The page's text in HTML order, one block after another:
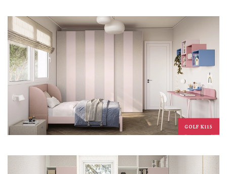
GOLF K115